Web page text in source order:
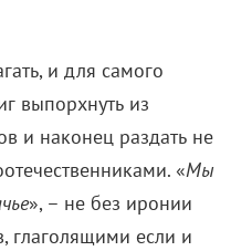
и для самого
выпорхнуть из
и наконец раздать не
«Мы
», – не без иронии
глаголящими если и